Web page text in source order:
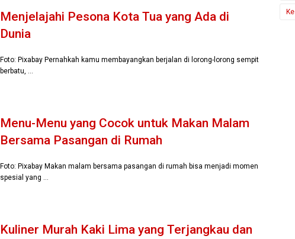
Menjelajahi Pesona Kota Tua yang Ada di
Dunia
Foto: Pixabay Pernahkah kamu membayangkan berjalan di lorong-lorong sempit
berbatu, …
Menu-Menu yang Cocok untuk Makan Malam
Bersama Pasangan di Rumah
Foto: Pixabay Makan malam bersama pasangan di rumah bisa menjadi momen
spesial yang …
Kuliner Murah Kaki Lima yang Terjangkau dan